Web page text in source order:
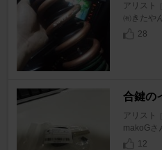
アリスト
㈲きたや
28
合鍵の
アリスト
makoGさ
12